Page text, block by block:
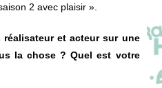
2 avec plaisir ».
et acteur sur une
la chose ? Quel est votre